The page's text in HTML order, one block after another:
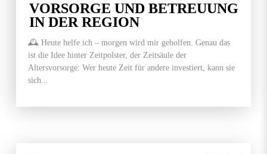
VORSORGE UND BETREUUNG
IN DER REGION
🕰️ Heute helfe ich – morgen wird mir geholfen. Genau das
ist die Idee hinter Zeitpolster, der Zeitsäule der
Altersvorsorge: Wer heute Zeit für andere investiert, kann sie
sich...